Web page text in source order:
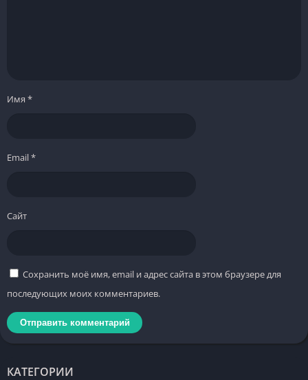
Имя *
Email*
Сайт
Сохранить моё имя, email и адрес сайта в этом браузере для
последующих моих комментариев.
КАТЕГОРИИ